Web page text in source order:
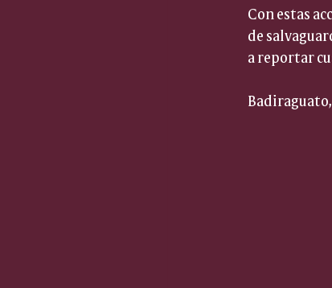
Con estas
de
a reportar
Badiraguato,